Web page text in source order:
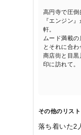
高円寺で圧
『エンジン
軒。
ムード満載
とそれに合わ
商店街と目黒
印に訪れて。
その他のリスト
落ち着いた2